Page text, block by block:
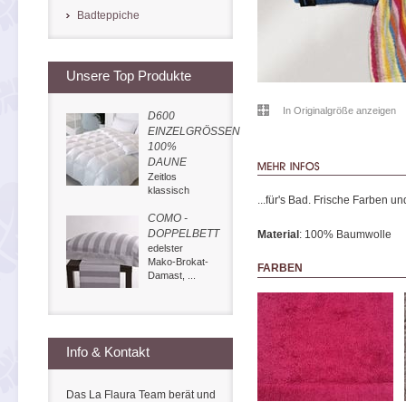
In Originalgröße anzeigen
...für's Bad. Frische Farben
Material : 100% Baumwolle
FARBEN
Badteppiche
Unsere Top Produkte
D600
EINZELGRÖSSEN
100%
DAUNE
Zeitlos
klassisch
COMO -
DOPPELBETT
edelster
Mako-Brokat-
Damast, ...
Info & Kontakt
Das La Flaura Team berät und